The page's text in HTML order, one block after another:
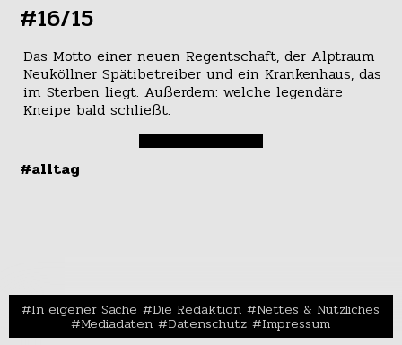
#16/15
Das Motto einer neuen Regentschaft, der Alptraum
Neuköllner Spätibetreiber und ein Krankenhaus, das
im Sterben liegt. Außerdem: welche legendäre
Kneipe bald schließt.
#alltag
In eigener Sache Die Redaktion Nettes & Nützliches
Mediadaten Datenschutz Impressum